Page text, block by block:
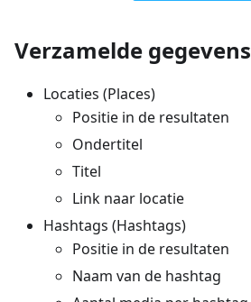
Verzamelde gegevens
Locaties (Places)
Positie in de resultaten
Ondertitel
Titel
Link naar locatie
Hashtags (Hashtags)
Positie in de resultaten
Naam van de hashtag